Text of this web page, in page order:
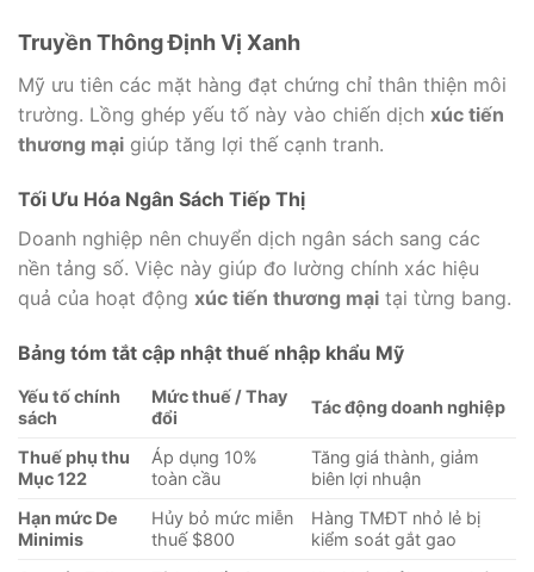
Truyền Thông Định Vị Xanh
Mỹ ưu tiên các mặt hàng đạt chứng chỉ thân thiện môi
trường. Lồng ghép yếu tố này vào chiến dịch xúc tiến
thương mại giúp tăng lợi thế cạnh tranh.
Tối Ưu Hóa Ngân Sách Tiếp Thị
Doanh nghiệp nên chuyển dịch ngân sách sang các
nền tảng số. Việc này giúp đo lường chính xác hiệu
quả của hoạt động xúc tiến thương mại tại từng bang.
Bảng tóm tắt cập nhật thuế nhập khẩu Mỹ
Yếu tố chính
sách
Mức thuế / Thay
đổi
Tác động doanh nghiệp
Thuế phụ thu
Mục 122
Áp dụng 10%
toàn cầu
Tăng giá thành, giảm
biên lợi nhuận
Hạn mức De
Minimis
Hủy bỏ mức miễn
thuế $800
Hàng TMĐT nhỏ lẻ bị
kiểm soát gắt gao